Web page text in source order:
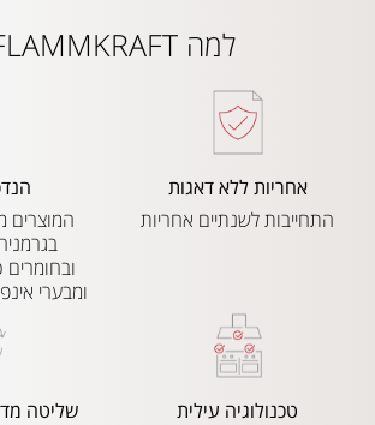
למה FLAMMKRAFT?
אחריות ללא דאגות
התחייבות לשנתיים אחריות
המוצרים
ומבערי
טכנולוגיה עילית שליטה